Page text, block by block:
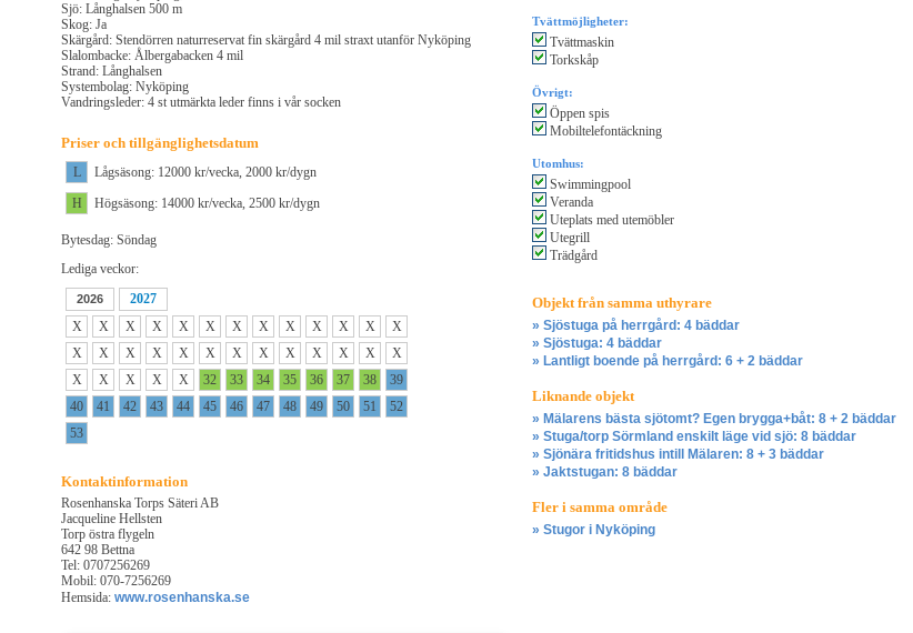
Sjö: Långhalsen 500 m
Skog: Ja
Skärgård: Stendörren naturreservat fin skärgård 4 mil straxt utanför Nyköping
Slalombacke: Ålbergabacken 4 mil
Strand: Långhalsen
Systembolag: Nyköping
Vandringsleder: 4 st utmärkta leder finns i vår socken
Priser och tillgänglighetsdatum
L
Lågsäsong: 12000 kr/vecka, 2000 kr/dygn
H
Högsäsong: 14000 kr/vecka, 2500 kr/dygn
Bytesdag: Söndag
Lediga veckor:
2026
2027
X
X X X X X X X X X X X
X
X
X X X X X X X X X X X
X
X
X X X X 32 33 34 35 36 37 38
39
40
41 42 43 44 45 46 47 48 49 50 51
52
53
Kontaktinformation
Rosenhanska Torps Säteri AB
Jacqueline Hellsten
Torp östra flygeln
642 98 Bettna
Tel: 0707256269
Mobil: 070-7256269
Hemsida: www.rosenhanska.se
Tvättmöjligheter:
Tvättmaskin
Torkskåp
Övrigt:
Öppen spis
Mobiltelefontäckning
Utomhus:
Swimmingpool
Veranda
Uteplats med utemöbler
Utegrill
Trädgård
Objekt från samma uthyrare
» Sjöstuga på herrgård: 4 bäddar
» Sjöstuga: 4 bäddar
» Lantligt boende på herrgård: 6 + 2 bäddar
Liknande objekt
» Mälarens bästa sjötomt? Egen brygga+båt: 8 + 2 bäddar
» Stuga/torp Sörmland enskilt läge vid sjö: 8 bäddar
» Sjönära fritidshus intill Mälaren: 8 + 3 bäddar
» Jaktstugan: 8 bäddar
Fler i samma område
» Stugor i Nyköping